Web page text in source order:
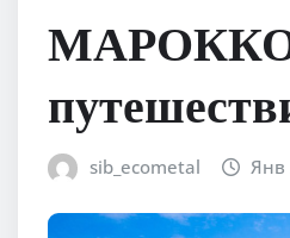
МАРОККО:
sib_ecometal Янв